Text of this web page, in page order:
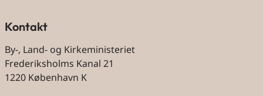
Kontakt
By-, Land- og Kirkeministeriet
Frederiksholms Kanal 21
1220 København K